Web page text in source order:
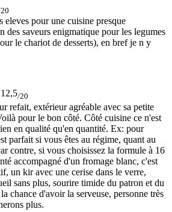
eleves pour une cuisine presque
des saveurs enigmatique pour les legumes
le chariot de desserts), en bref je n y
12,5/20
refait, extérieur agréable avec sa petite
pour le bon côté. Côté cuisine ce n'est
en qualité qu'en quantité. Ex: pour
parfait si vous êtes au régime, quant au
contre, si vous choisissez la formule à 16
accompagné d'un fromage blanc, c'est
un kir avec une cerise dans le verre,
sans plus, sourire timide du patron et du
chance d'avoir la serveuse, personne très
plus.